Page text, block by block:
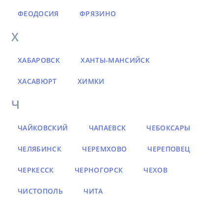
ФЕОДОСИЯ ФРЯЗИНО
Х
ХАБАРОВСК ХАНТЫ-МАНСИЙСК
ХАСАВЮРТ ХИМКИ
Ч
ЧАЙКОВСКИЙ ЧАПАЕВСК ЧЕБОКСАРЫ
ЧЕЛЯБИНСК ЧЕРЕМХОВО ЧЕРЕПОВЕЦ
ЧЕРКЕССК ЧЕРНОГОРСК ЧЕХОВ
ЧИСТОПОЛЬ ЧИТА